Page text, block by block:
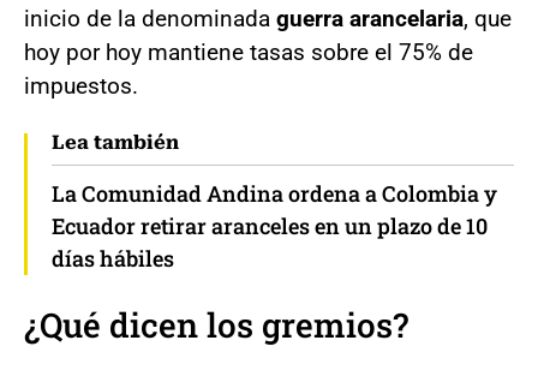
inicio de la denominada guerra arancelaria, que
hoy por hoy mantiene tasas sobre el 75% de
impuestos.
Lea también
La Comunidad Andina ordena a Colombia y
Ecuador retirar aranceles en un plazo de 10
días hábiles
¿Qué dicen los gremios?